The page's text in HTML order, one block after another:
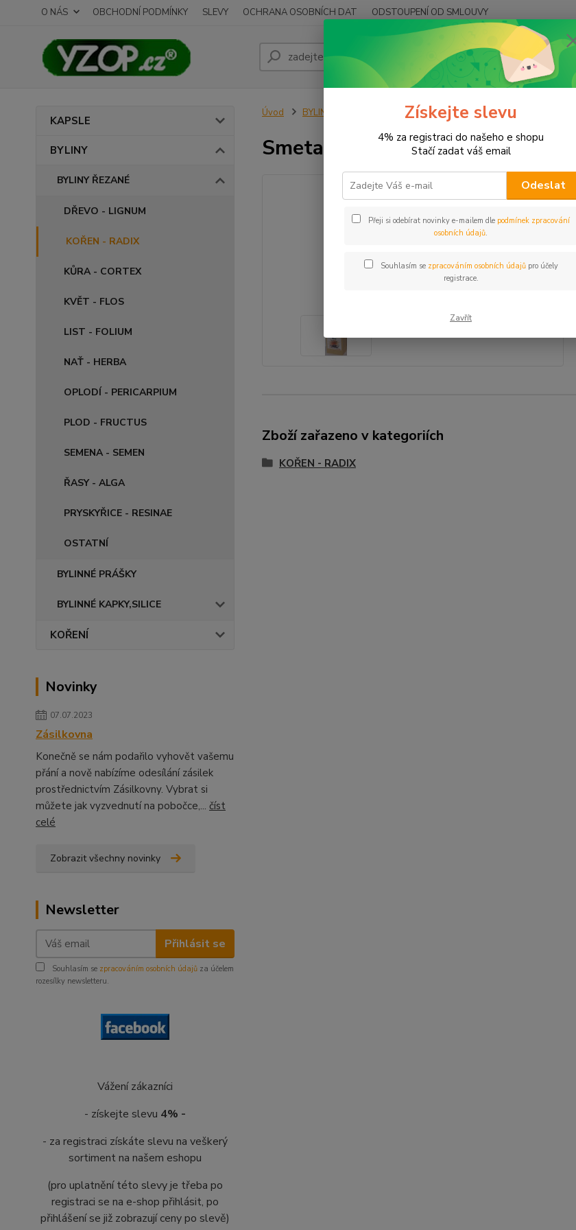
O NÁS OBCHODNÍ PODMÍNKY SLEVY OCHRANA OSOBNÍCH DAT ODSTOUPENÍ OD SMLOUVY
Hledat
KAPSLE
BYLINY
BYLINY ŘEZANÉ
DŘEVO - LIGNUM
KOŘEN - RADIX
KŮRA - CORTEX
KVĚT - FLOS
LIST - FOLIUM
NAŤ - HERBA
OPLODÍ - PERICARPIUM
PLOD - FRUCTUS
SEMENA - SEMEN
ŘASY - ALGA
PRYSKYŘICE - RESINAE
OSTATNÍ
BYLINNÉ PRÁŠKY
BYLINNÉ KAPKY,SILICE
KOŘENÍ
Novinky
07.07.2023
Zásilkovna
Konečně se nám podařilo vyhovět vašemu
přání a nově nabízíme odesílání zásilek
prostřednictvím Zásilkovny. Vybrat si
můžete jak vyzvednutí na pobočce,... číst
celé
Zobrazit všechny novinky
Newsletter
Přihlásit se
Souhlasím se zpracováním osobních údajů za účelem
rozesílky newsletteru.
Vážení zákazníci
- získejte slevu 4% -
- za registraci získáte slevu na veškerý
sortiment na našem eshopu
(pro uplatnění této slevy je třeba po
registraci se na e-shop přihlásit, po
přihlášení se již zobrazují ceny po slevě)
Úvod BYLINY BYLINY ŘEZANÉ KOŘEN - RADIX Smetanka kořen
Smetanka kořen
Zboží zařazeno v kategoriích
KOŘEN - RADIX
Získejte slevu
4% za registraci do našeho e shopu
Stačí zadat váš email
Odeslat
Přeji si odebírat novinky e-mailem dle podmínek zpracování
osobních údajů.
Souhlasím se zpracováním osobních údajůpro účely
registrace.
Zavřít